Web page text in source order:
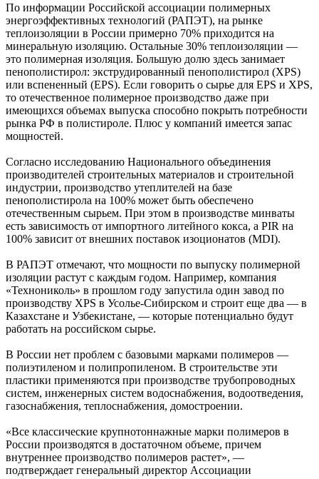
По информации Российской ассоциации полимерных
энергоэффективных технологий (РАПЭТ), на рынке
теплоизоляции в России примерно 70% приходится на
минеральную изоляцию. Остальные 30% теплоизоляции —
это полимерная изоляция. Большую долю здесь занимает
пенополистирол: экструдированный пенополистирол (XPS)
или вспененный (EPS). Если говорить о сырье для EPS и XPS,
то отечественное полимерное производство даже при
имеющихся объемах выпуска способно покрыть потребности
рынка РФ в полистироле. Плюс у компаний имеется запас
мощностей.
Согласно исследованию Национального объединения
производителей строительных материалов и строительной
индустрии, производство утеплителей на базе
пенополистирола на 100% может быть обеспечено
отечественным сырьем. При этом в производстве минваты
есть зависимость от импортного литейного кокса, а PIR на
100% зависит от внешних поставок изоционатов (MDI).
В РАПЭТ отмечают, что мощности по выпуску полимерной
изоляции растут с каждым годом. Например, компания
«Технониколь» в прошлом году запустила один завод по
производству XPS в Усолье-Сибирском и строит еще два — в
Казахстане и Узбекистане, — которые потенциально будут
работать на российском сырье.
В России нет проблем с базовыми марками полимеров —
полиэтиленом и полипропиленом. В строительстве эти
пластики применяются при производстве трубопроводных
систем, инженерных систем водоснабжения, водоотведения,
газоснабжения, теплоснабжения, домостроении.
«Все классические крупнотоннажные марки полимеров в
России производятся в достаточном объеме, причем
внутреннее производство полимеров растет», —
подтверждает генеральный директор Ассоциации